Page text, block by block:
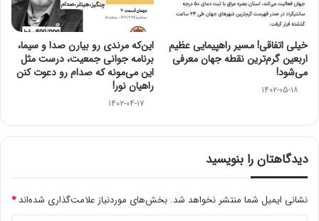
خیلی اتفاقی! مسیر راهپیمایی عظیم
اربعین گرم‌ترین نقطه جهان معرفی
می‌شود!
۱۴۰۲-۰۵-۱۸
این‌که مرندی رو بیارن صدا‌ و سیما،
برنامه جوانی جمعیت، درست مثل
این می‌مونه که صدام رو دعوت کنن
راهیان نور!
۱۴۰۲-۰۴-۱۷
دیدگاهتان را بنویسید
نشانی ایمیل شما منتشر نخواهد شد. بخش‌های موردنیاز علامت‌گذاری شده‌اند*